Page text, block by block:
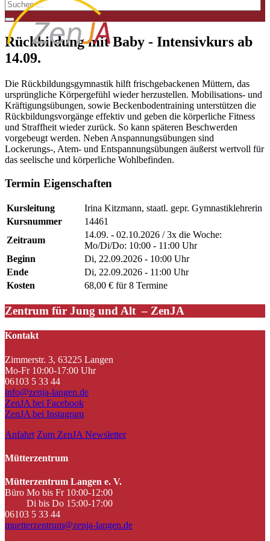
Rückbildung mit Baby - Intensivkurs ab
14.09.
Die Rückbildungsgymnastik hilft frischgebackenen Müttern, das
ursprüngliche Körpergefühl wieder herzustellen. Mobilisations- und
Kräftigungsübungen, sowie Beckenbodentraining unterstützen die
Rückbildungsvorgänge effektiv und geben die körperliche Fitness
und Straffheit wieder zurück. So kann späteren Beschwerden
vorgebeugt werden. Neben Anspannungsübungen sind
Lockerungs-, Atem- und Entspannungsübungen äußerst wertvoll für
das seelische und körperliche Wohlbefinden.
Termin Eigenschaften
Kursleitung
Irina Kitzmann, staatl. gepr. Gymnastiklehrerin
Kursnummer
14461
Zeitraum
14.09. - 02.10.2026 / 3x die Woche:
Mo/Di/Do: 10:00 - 11:00 Uhr
Beginn
Di, 22.09.2026 - 10:00 Uhr
Ende
Di, 22.09.2026 - 11:00 Uhr
Kosten
68,00 € für 8 Termine
Zentrum für Jung und Alt – ZenJA
Kontakt
Zimmerstr. 3, 63225 Langen
Mo-Fr 10:00-17:00 Uhr
06103 5 33 44
info@zenja-langen.de
ZenJA bei Facebook
ZenJA bei Instagram
Anfahrt Zum ZenJA Newsletter
Mütterzentrum
Mütterzentrum Langen e. V.
Büro Mo bis Fr 10:00-12:00
Di bis Do 15:00-17:00
06103 5 33 44
muetterzentrum@zenja-langen.de